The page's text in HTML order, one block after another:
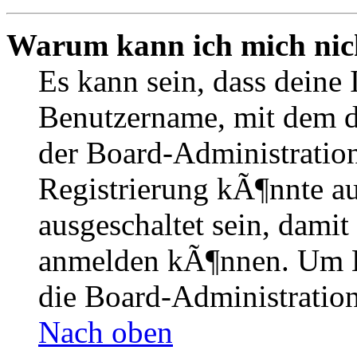
Warum kann ich mich
Es kann sein, dass
Benutzername, mit dem
der Board-
Registrierung kÃ¶nnte
ausgeschaltet sein,
anmelden kÃ¶nnen.
die Board-
Nach oben